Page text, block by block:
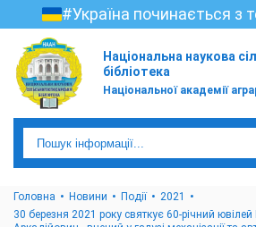
#Україна починається з
Національна наукова
бібліотека
Національної академії
Головна Новини Події
2021
30 березня 2021 року святкує 60-річний